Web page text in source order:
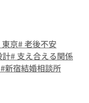
京# 老後不安
計# 支え合える関係
新宿結婚相談所